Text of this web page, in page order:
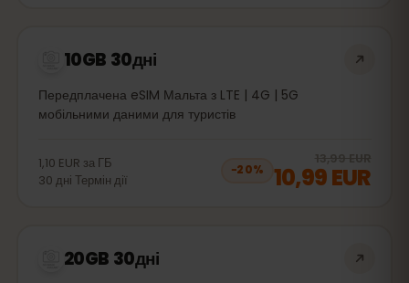
10GB 30дні
Передплачена eSIM Мальта з LTE | 4G | 5G
мобільними даними для туристів
1,10 EUR за ГБ
30 дні Термін дії
−20%
13,99 EUR
10,99 EUR
20GB 30дні